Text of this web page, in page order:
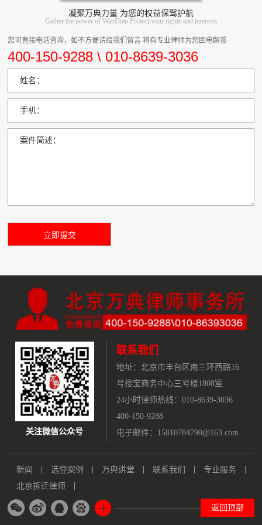
凝聚万典力量 为您的权益保驾护航
Gather the power of WanDian Protect your rights and interests
您可直接电话咨询，如不方便请给我们留言 将有专业律师为您回电解答
400-150-9288 \ 010-8639-3036
姓名：
手机：
案件简述：
关注微信公众号
联系我们
地址： 北京市丰台区南三环西路16
号搜宝商务中心三号楼1808室
24小时律师热线：010-8639-3036
400-150-9288
电子邮件：15810784790@163.com
新闻 选登案例 万典讲堂 联系我们
专业服务
北京拆迁律师
返回顶部